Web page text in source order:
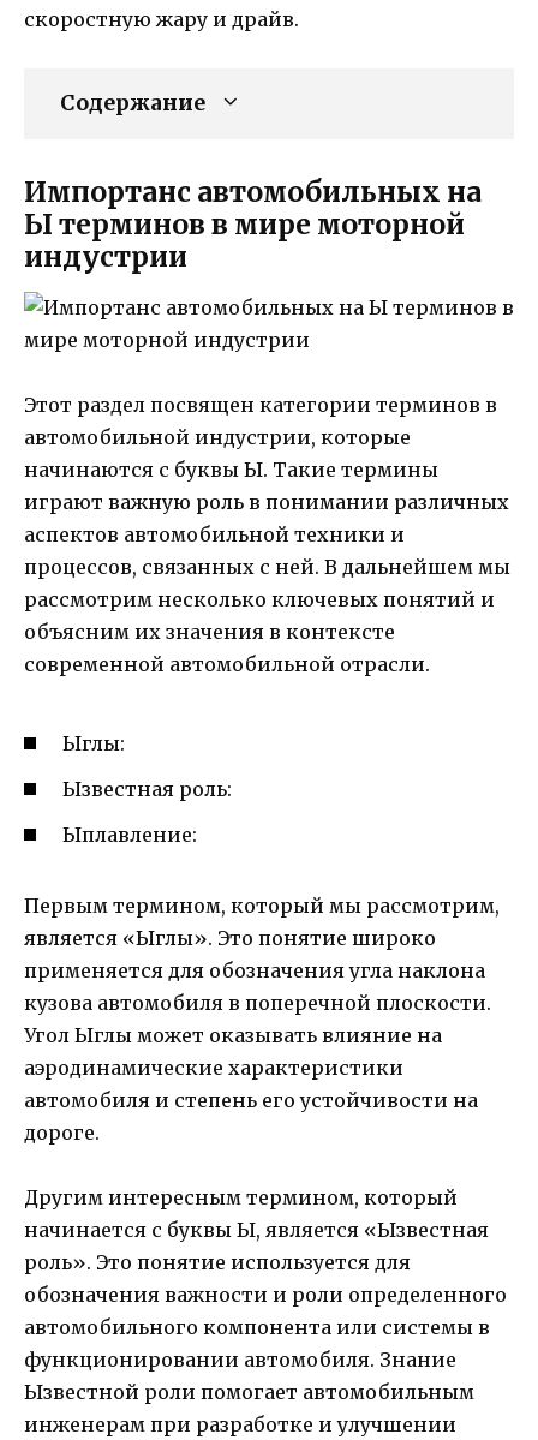
скоростную жару и драйв.
Содержание
Импортанс автомобильных на
Ы терминов в мире моторной
индустрии
Этот раздел посвящен категории терминов в
автомобильной индустрии, которые
начинаются с буквы Ы. Такие термины
играют важную роль в понимании различных
аспектов автомобильной техники и
процессов, связанных с ней. В дальнейшем мы
рассмотрим несколько ключевых понятий и
объясним их значения в контексте
современной автомобильной отрасли.
Ыглы:
Ызвестная роль:
Ыплавление:
Первым термином, который мы рассмотрим,
является «Ыглы». Это понятие широко
применяется для обозначения угла наклона
кузова автомобиля в поперечной плоскости.
Угол Ыглы может оказывать влияние на
аэродинамические характеристики
автомобиля и степень его устойчивости на
дороге.
Другим интересным термином, который
начинается с буквы Ы, является «Ызвестная
роль». Это понятие используется для
обозначения важности и роли определенного
автомобильного компонента или системы в
функционировании автомобиля. Знание
Ызвестной роли помогает автомобильным
инженерам при разработке и улучшении